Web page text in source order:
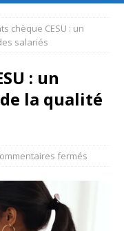
chèque CESU : un
salariés
: un
la qualité
fermés